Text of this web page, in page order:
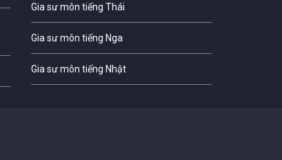
Gia sư môn tiếng Thái
Gia sư môn tiếng Nga
Gia sư môn tiếng Nhật